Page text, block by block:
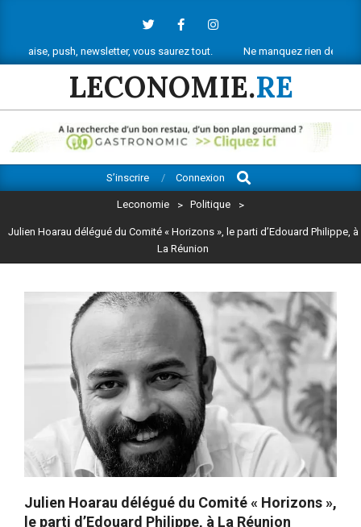
contentnewsletter, vous saurez tout. Ne manquez rien de l’actu
LECONOMIE.RE
Navigation
S’inscrire Connexion
Search
Leconomie > Politique >
Julien Hoarau délégué du Comité « Horizons », le parti d’Edouard Philippe, à
La Réunion
Julien Hoarau délégué du Comité « Horizons »,
le parti d’Edouard Philippe, à La Réunion